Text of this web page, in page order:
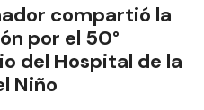
compartió la
por el 50°
del Hospital de la
Niño